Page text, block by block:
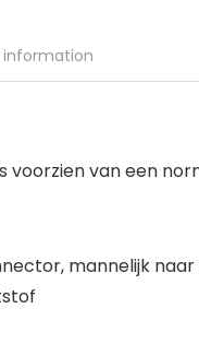
information
voorzien van een
mannelijk naar